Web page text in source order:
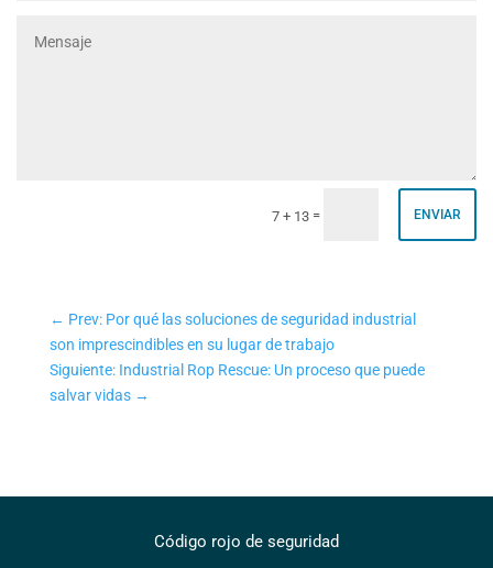
7 + 13 = ENVIAR
← Prev: Por qué las soluciones de seguridad industrial
son imprescindibles en su lugar de trabajo
Siguiente: Industrial Rop Rescue: Un proceso que puede
salvar vidas→
Código rojo de seguridad